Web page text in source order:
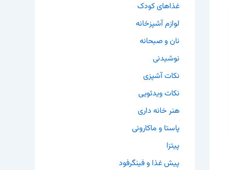
غذاهای کودک
لوازم آشپزخانه
نان و صبحانه
نوشیدنی
نکات آشپزی
نکات ویدئویی
هنر خانه داری
پاستا و ماکارونی
پیتزا
پیش غذا و فینگرفود